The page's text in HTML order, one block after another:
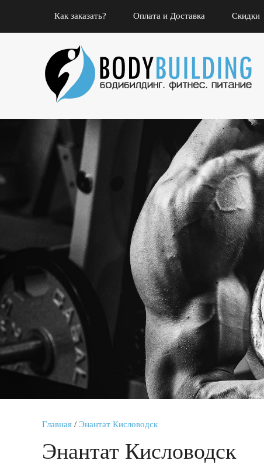
Как заказать? Оплата и Доставка Скидки
Главная / Энантат Кисловодск
Энантат Кисловодск